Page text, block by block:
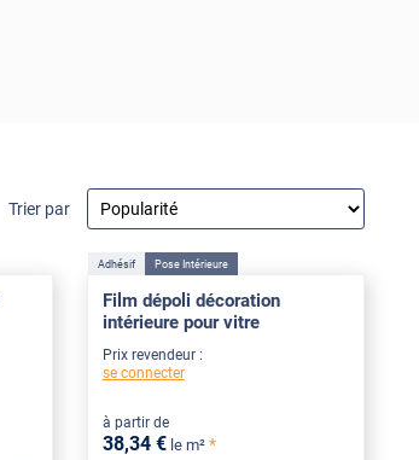
Trier par
Adhésif Pose Intérieure
Film dépoli décoration
intérieure pour vitre
Prix revendeur :
se connecter
à partir de
38,34 € le m² *